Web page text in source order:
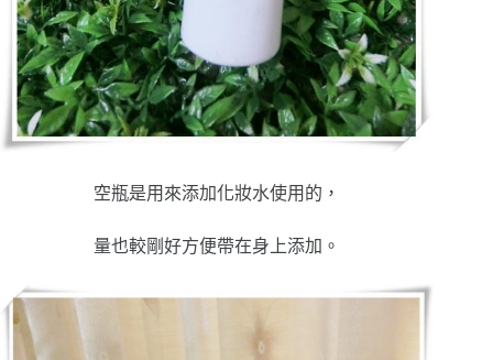
空瓶是用來添加化妝水使用的，
量也較剛好方便帶在身上添加。